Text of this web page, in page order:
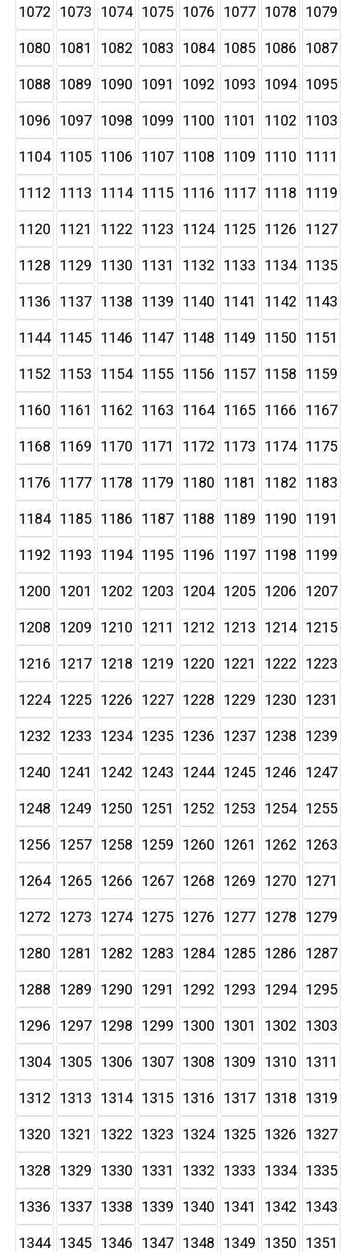
1072 1073 1074 1075 1076 1077 1078 1079
1080 1081 1082 1083 1084 1085 1086 1087
1088 1089 1090 1091 1092 1093 1094 1095
1096 1097 1098 1099 1100 1101 1102 1103
1104 1105 1106 1107 1108 1109 1110 1111
1112 1113 1114 1115 1116 1117 1118 1119
1120 1121 1122 1123 1124 1125 1126 1127
1128 1129 1130 1131 1132 1133 1134 1135
1136 1137 1138 1139 1140 1141 1142 1143
1144 1145 1146 1147 1148 1149 1150 1151
1152 1153 1154 1155 1156 1157 1158 1159
1160 1161 1162 1163 1164 1165 1166 1167
1168 1169 1170 1171 1172 1173 1174 1175
1176 1177 1178 1179 1180 1181 1182 1183
1184 1185 1186 1187 1188 1189 1190 1191
1192 1193 1194 1195 1196 1197 1198 1199
1200 1201 1202 1203 1204 1205 1206 1207
1208 1209 1210 1211 1212 1213 1214 1215
1216 1217 1218 1219 1220 1221 1222 1223
1224 1225 1226 1227 1228 1229 1230 1231
1232 1233 1234 1235 1236 1237 1238 1239
1240 1241 1242 1243 1244 1245 1246 1247
1248 1249 1250 1251 1252 1253 1254 1255
1256 1257 1258 1259 1260 1261 1262 1263
1264 1265 1266 1267 1268 1269 1270 1271
1272 1273 1274 1275 1276 1277 1278 1279
1280 1281 1282 1283 1284 1285 1286 1287
1288 1289 1290 1291 1292 1293 1294 1295
1296 1297 1298 1299 1300 1301 1302 1303
1304 1305 1306 1307 1308 1309 1310 1311
1312 1313 1314 1315 1316 1317 1318 1319
1320 1321 1322 1323 1324 1325 1326 1327
1328 1329 1330 1331 1332 1333 1334 1335
1336 1337 1338 1339 1340 1341 1342 1343
1344 1345 1346 1347 1348 1349 1350 1351